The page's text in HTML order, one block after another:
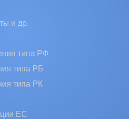
и др.
типа РФ
типа РБ
типа РК
EC